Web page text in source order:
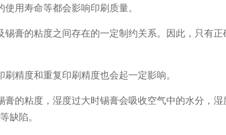
用寿命等都会影响印刷质量。
膏的粘度之间存在的一定制约关系。因此，只有
精度和重复印刷精度也会起一定影响。
的粘度，湿度过大时锡膏会吸收空气中的水分，
缺陷。